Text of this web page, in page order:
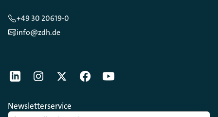
+49 30 20619-0
info@zdh.de
[Der ZDH in den Sozialen Netzwerken]
LinkedIninstagramTwitterFacebookYoutube
Newsletterservice